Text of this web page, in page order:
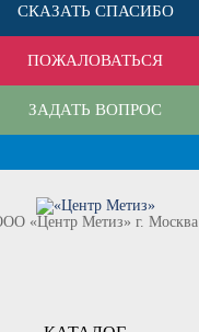
СКАЗАТЬ СПАСИБО
ПОЖАЛОВАТЬСЯ
ЗАДАТЬ ВОПРОС
«Центр Метиз» г. Москва